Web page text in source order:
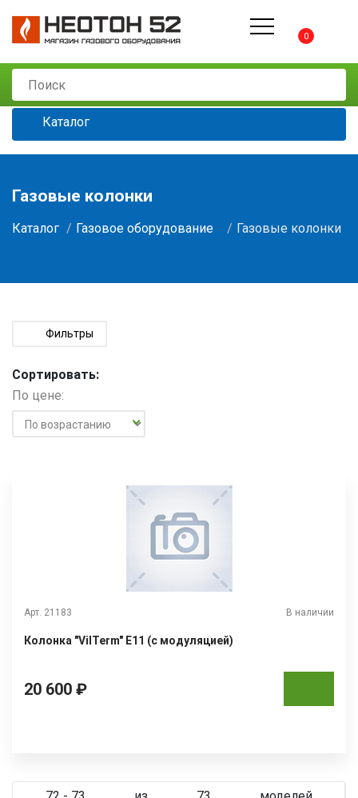
0
Каталог
Газовые колонки
Каталог Газовое оборудование Газовые колонки
Фильтры
Сортировать:
По цене:
Арт. 21183 В наличии
Колонка "VilTerm" Е11 (с модуляцией)
20 600 ₽